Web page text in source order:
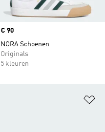
Price
€ 90
NORA Schoenen
Originals
5 kleuren